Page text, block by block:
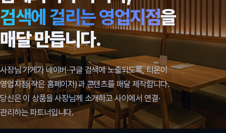
검색에 걸리는 영업지점을
매달 만듭니다.
사장님 가게가 네이버·구글 검색에 노출되도록, 티온이
영업지점(작은 홈페이지)과 콘텐츠를 매달 제작합니다.
당신은 이 상품을 사장님께 소개하고 사이에서 연결·
관리하는 파트너입니다.